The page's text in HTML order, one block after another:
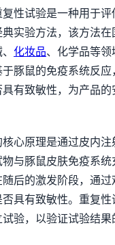
性试验是一种用于
实验方法，该方法
化妆品、化学品等
豚鼠的免疫系统反
有致敏性，为产品
心原理是通过皮内
与豚鼠皮肤免疫系
后的激发阶段，通过
具有致敏性。重复
验，以验证试验结果